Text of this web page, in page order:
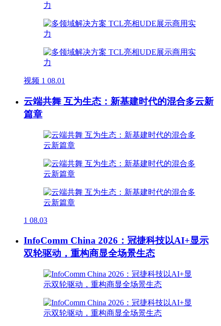
视频 1 08.01
云端共舞 互为生态：新基建时代的混合多云新
篇章
1 08.03
InfoComm China 2026：冠捷科技以AI+显示
双轮驱动，重构商显全场景生态